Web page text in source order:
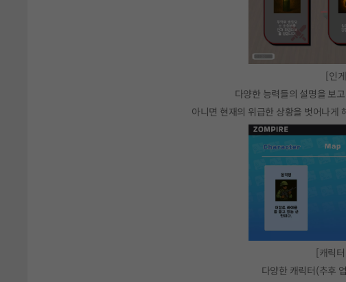
[인
다양한 능력들의 설명을 보
아니면 현재의 위급한 상황을 벗어나게
[캐릭
다양한 캐릭터(추후